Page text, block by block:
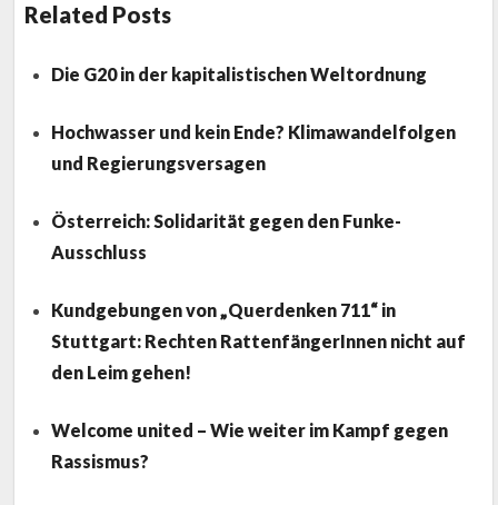
Related Posts
Die G20 in der kapitalistischen Weltordnung
Hochwasser und kein Ende? Klimawandelfolgen
und Regierungsversagen
Österreich: Solidarität gegen den Funke-
Ausschluss
Kundgebungen von „Querdenken 711“ in
Stuttgart: Rechten RattenfängerInnen nicht auf
den Leim gehen!
Welcome united – Wie weiter im Kampf gegen
Rassismus?